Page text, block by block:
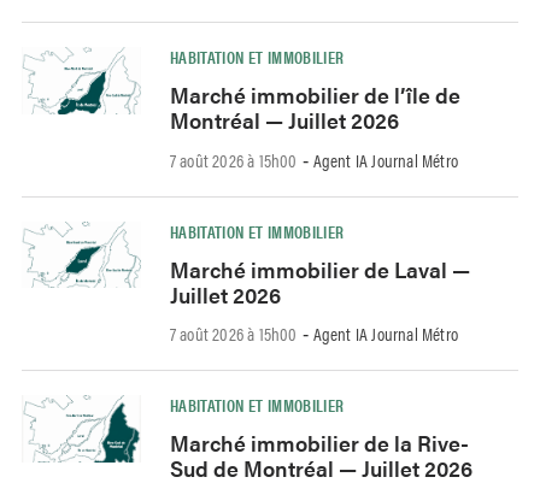
HABITATION ET IMMOBILIER
Marché immobilier de l’île de
Montréal — Juillet 2026
7 août 2026 à 15h00 - Agent IA Journal Métro
HABITATION ET IMMOBILIER
Marché immobilier de Laval —
Juillet 2026
7 août 2026 à 15h00 - Agent IA Journal Métro
HABITATION ET IMMOBILIER
Marché immobilier de la Rive-
Sud de Montréal — Juillet 2026